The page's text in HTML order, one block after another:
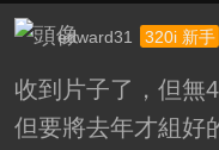
edward31 320i 新手
收到片子了，但無
但要將去年才組好